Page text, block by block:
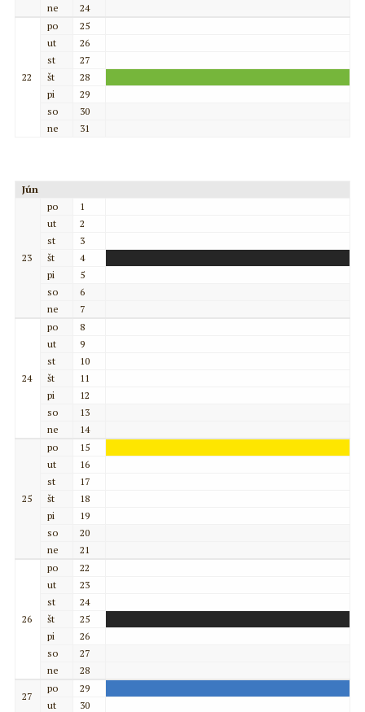
ne
24
22
po
25
ut
26
st
27
št
28
pi
29
so
30
ne
31
Jún
23
po
1
ut
2
st
3
št
4
pi
5
so
6
ne
7
24
po
8
ut
9
st
10
št
11
pi
12
so
13
ne
14
25
po
15
ut
16
st
17
št
18
pi
19
so
20
ne
21
26
po
22
ut
23
st
24
št
25
pi
26
so
27
ne
28
27
po
29
ut
30